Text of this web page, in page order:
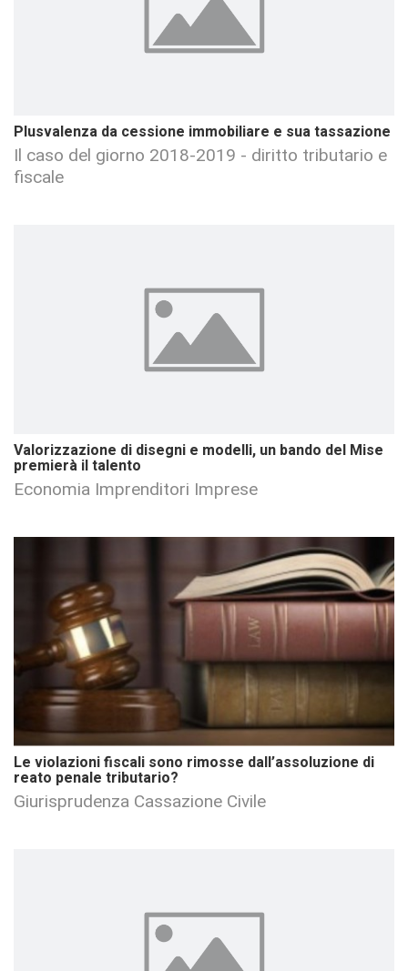
Plusvalenza da cessione immobiliare e sua tassazione
Il caso del giorno 2018-2019 - diritto tributario e
fiscale
Valorizzazione di disegni e modelli, un bando del Mise
premierà il talento
Economia Imprenditori Imprese
Le violazioni fiscali sono rimosse dall’assoluzione di
reato penale tributario?
Giurisprudenza Cassazione Civile